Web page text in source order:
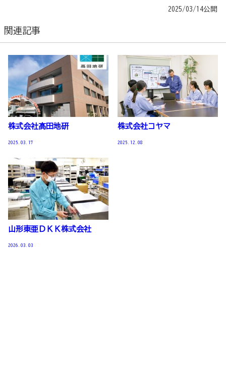
2025/03/14公開
関連記事
株式会社髙田地研
2025.03.17
株式会社コヤマ
2025.12.08
山形東亜ＤＫＫ株式会社
2026.03.03